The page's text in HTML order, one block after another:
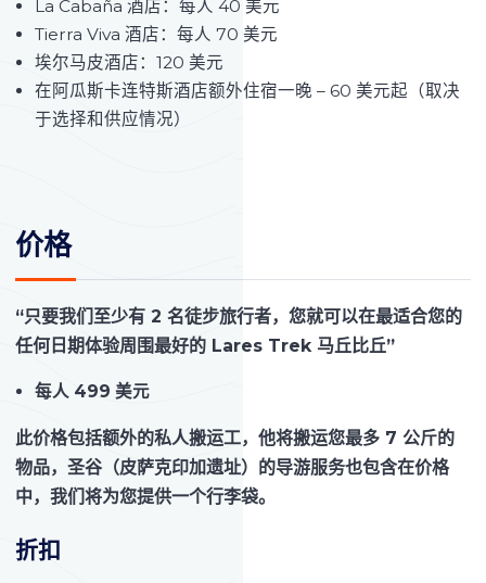
La Cabaña 酒店：每人 40 美元
Tierra Viva 酒店：每人 70 美元
埃尔马皮酒店：120 美元
在阿瓜斯卡连特斯酒店额外住宿一晚 – 60 美元起（取决
于选择和供应情况）
价格
“只要我们至少有 2 名徒步旅行者，您就可以在最适合您的
任何日期体验周围最好的 Lares Trek 马丘比丘”
每人 499 美元
此价格包括额外的私人搬运工，他将搬运您最多 7 公斤的
物品，圣谷（皮萨克印加遗址）的导游服务也包含在价格
中，我们将为您提供一个行李袋。
折扣